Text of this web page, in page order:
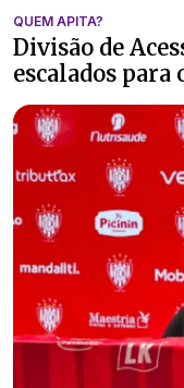
QUEM APITA?
Divisão de
escalados para